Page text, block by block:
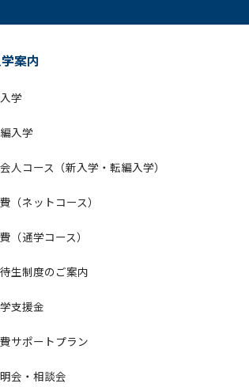
案内
学
入学
人コース（新入学・転編入学）
（ネットコース）
（通学コース）
生制度のご案内
支援金
サポートプラン
会・相談会